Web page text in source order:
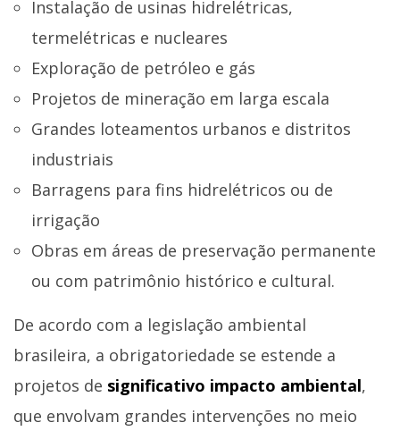
Instalação de usinas hidrelétricas,
termelétricas e nucleares
Exploração de petróleo e gás
Projetos de mineração em larga escala
Grandes loteamentos urbanos e distritos
industriais
Barragens para fins hidrelétricos ou de
irrigação
Obras em áreas de preservação permanente
ou com patrimônio histórico e cultural.
De acordo com a legislação ambiental
brasileira, a obrigatoriedade se estende a
projetos de significativo impacto ambiental,
que envolvam grandes intervenções no meio